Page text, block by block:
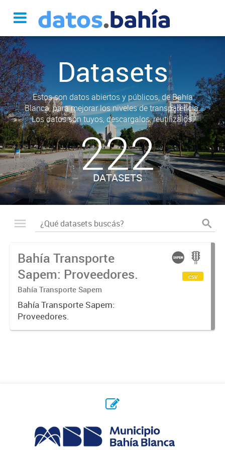
Datasets
Estos son datos abiertos y públicos, de Bahía
Blanca, para mejorar los niveles de transparencia.
Los datos son tuyos, descargalos, reutilizalos.
222
DATASETS
Bahía Transporte
Sapem: Proveedores.
Bahía Transporte Sapem
Bahía Transporte Sapem:
Proveedores.
csv